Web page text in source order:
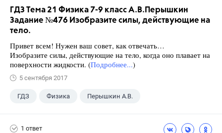
ГДЗ Тема 21 Физика 7-9 класс А.В.Перышкин
Задание №476 Изобразите силы, действующие на
тело.
Привет всем! Нужен ваш совет, как отвечать…
Изобразите силы, действующие на тело, когда оно плавает на
поверхности жидкости. (Подробнее...)
5 сентября 2017
ГДЗ Физика Перышкин А.В.
1 ответ